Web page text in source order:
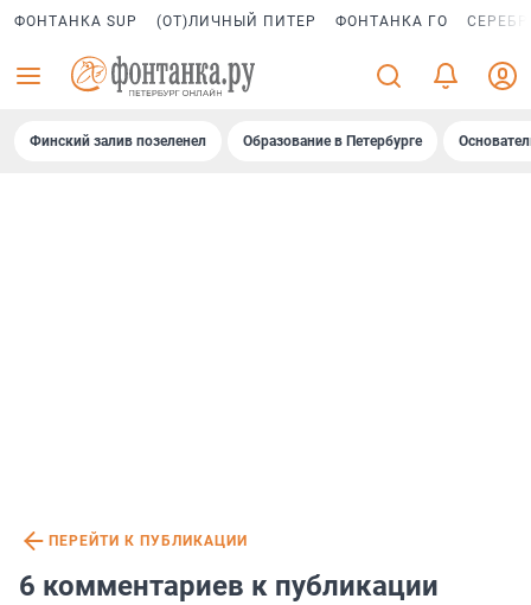
ФОНТАНКА SUP (ОТ)ЛИЧНЫЙ ПИТЕР ФОНТАНКА ГО
Финский залив позеленел Образование в Петербурге
ПЕРЕЙТИ К ПУБЛИКАЦИИ
6 комментариев к публикации